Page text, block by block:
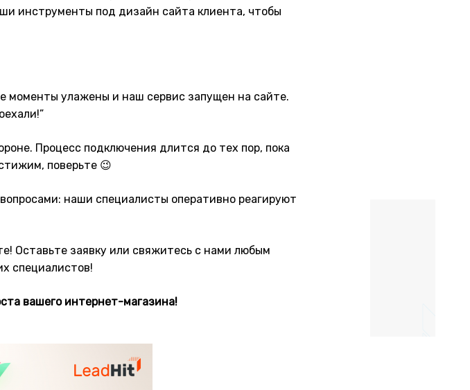
инструменты под дизайн сайта клиента, чтобы
моменты улажены и наш сервис запущен на сайте.
Процесс подключения длится до тех пор, пока
поверьте 😉
наши специалисты оперативно реагируют
Оставьте заявку или свяжитесь с нами любым
специалистов!
вашего интернет-магазина!